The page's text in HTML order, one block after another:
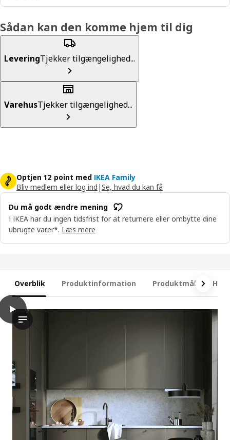
Sådan kan den komme hjem til dig
LeveringTjekker tilgængelighed...
VarehusTjekker tilgængelighed...
Optjen 12 point med IKEA Family
Bliv medlem eller log ind |Se, hvad du kan få
Du må godt ændre mening
I IKEA har du ingen tidsfrist for at returnere eller ombytte dine
ubrugte varer*. Læs mere
Overblik Produktinformation Produktmål
play
Videoen fanger en scene i et køkken, hvor den funktion,
METOD 4 fronter til opvaskemaskine, Havstorp brun-beige, 60